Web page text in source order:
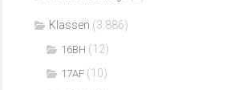
Klassen (3.886)
16BH (12)
17AF (10)